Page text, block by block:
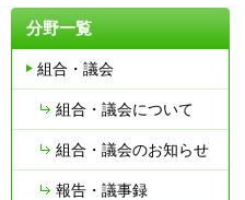
分野一覧
組合・議会
組合・議会について
組合・議会のお知らせ
報告・議事録